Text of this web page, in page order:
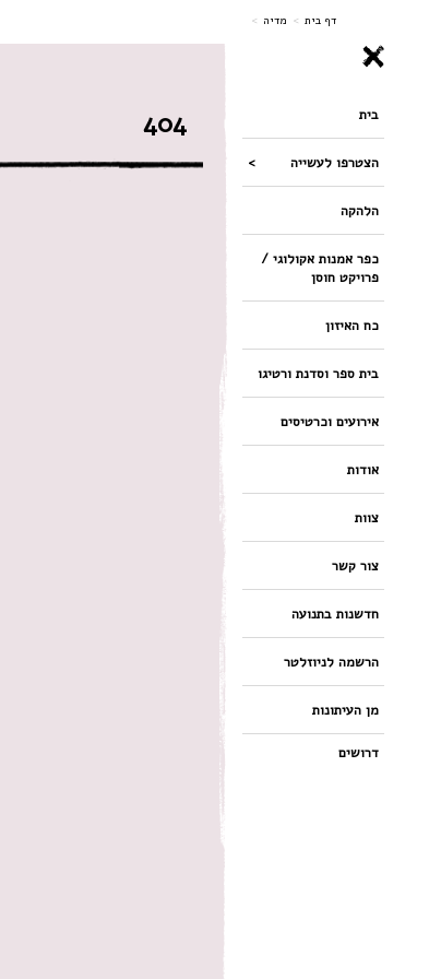
דף בית > מדיה >
בית
הצטרפו לעשייה
הלהקה
כפר אמנות אקולוגי /
פרויקט חוסן
כח האיזון
בית ספר וסדנת ורטיגו
אירועים וכרטיסים
אודות
צוות
צור קשר
חדשנות בתנועה
הרשמה לניוזלטר
מן העיתונות
דרושים
404